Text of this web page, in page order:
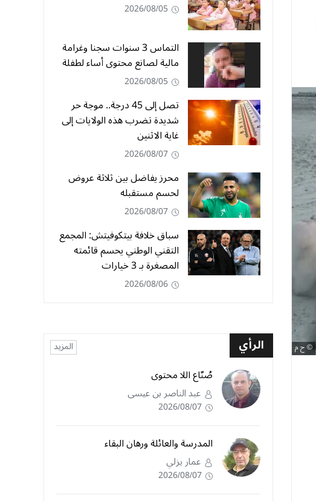
ح م
2026/08/05
التماس 3 سنوات سجنا وغرامة
مالية لصانع محتوى أساء لطفلة
2026/08/05
تصل إلى 45 درجة.. موجة حر
شديدة تضرب هذه الولايات إلى
غاية الاثنين
2026/08/07
محرز يفاضل بين ثلاثة عروض
لحسم مستقبله
2026/08/07
سباق خلافة بيتكوفيتش: المجمع
التقني الوطني يحسم قائمته
المصغرة بـ 3 خيارات
2026/08/06
الرأي المزيد
صُنّاع اللا محتوى
عبد الناصر بن عيسى
2026/08/07
المدرسة والعائلة ورهان البقاء
عمار يزلي
2026/08/07